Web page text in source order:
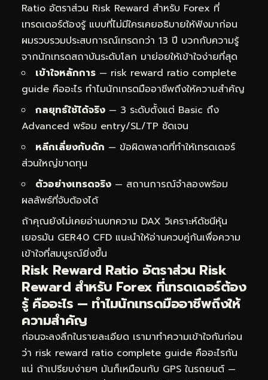
Ratio อัตราส่วน Risk Reward สำหรับ Forex ที่
เทรดเดอร์ต้องรู้ แบบที่ไม่มีใครเคยอธิบายให้ฟังมาก่อน
ผมรวบรวมประสบการณ์เทรดกว่า 13 ปี บวกกับความรู้
จากนักเทรดสถาบันระดับโลก มาย่อยให้เข้าใจง่ายที่สุด
เข้าใจหลักการ — risk reward ratio complete
guide คืออะไร ทำไมนักเทรดมืออาชีพถึงให้ความสำคัญ
กลยุทธ์ใช้ได้จริง — 3 ระดับตั้งแต่ Basic ถึง
Advanced พร้อม entry/SL/TP ชัดเจน
หลีกเลี่ยงกับดัก — ข้อผิดพลาดที่ทำให้เทรดเดอร์
ส่วนใหญ่ขาดทุน
ตัวอย่างเทรดจริง — สถานการณ์จำลองพร้อม
ผลลัพธ์ที่จับต้องได้
ถ้าคุณยังไม่เคยอ่านบทความ DAX วิเคราะห์ดัชนีหุ้น
เยอรมัน GER40 CFD แนะนำให้อ่านควบคู่กันเพื่อความ
เข้าใจที่สมบูรณ์ยิ่งขึ้น
Risk Reward Ratio อัตราส่วน Risk
Reward สำหรับ Forex ที่เทรดเดอร์ต้อง
รู้ คืออะไร — ทำไมนักเทรดมืออาชีพถึงให้
ความสำคัญ
ก่อนจะลงลึกในรายละเอียด เรามาทำความเข้าใจกันก่อน
ว่า risk reward ratio complete guide คืออะไรกัน
แน่ ถ้าเปรียบง่ายๆ มันก็เหมือนกับ GPS ในรถยนต์ —